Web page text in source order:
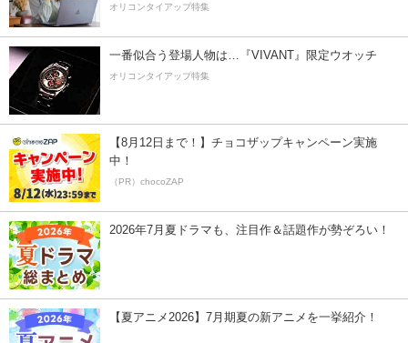
オリコンタイアップ特集
一番似合う登場人物は…『VIVANT』限定ウオッチ
オリコンタイアップ特集
【8月12日まで！】チョコザップキャンペーン実施
中！
（PR）chocoZAP
2026年7月夏ドラマも、注目作＆話題作が勢ぞろい！
【夏アニメ2026】7月期夏の新アニメを一挙紹介！